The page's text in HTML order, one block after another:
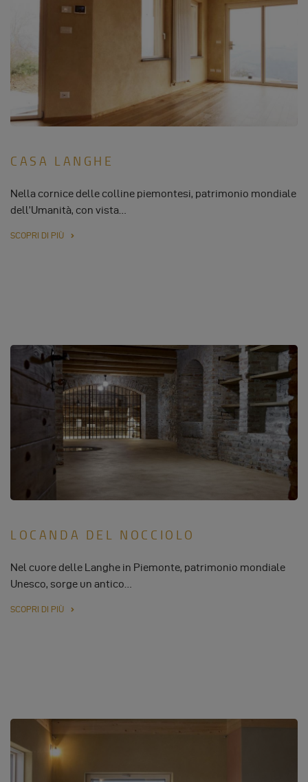
CASA LANGHE
Nella cornice delle colline piemontesi, patrimonio mondiale
dell’Umanità, con vista…
SCOPRI DI PIÙ
LOCANDA DEL NOCCIOLO
Nel cuore delle Langhe in Piemonte, patrimonio mondiale
Unesco, sorge un antico…
SCOPRI DI PIÙ